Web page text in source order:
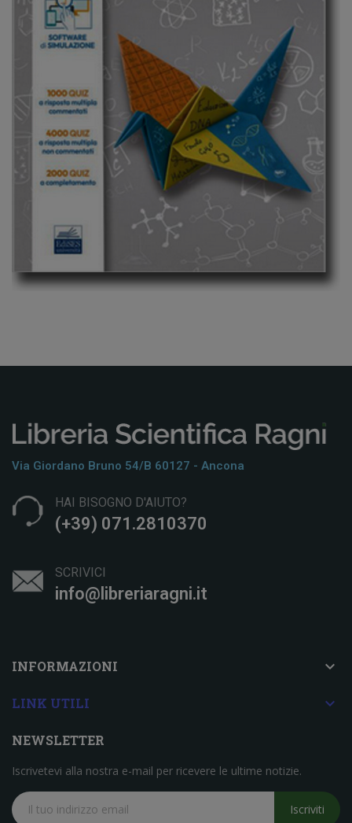
Via Giordano Bruno 54/b 60127 - Ancona
HAI BISOGNO D'AIUTO?
(+39) 071.2810370
SCRIVICI
info@libreriaragni.it
INFORMAZIONI 
LINK UTILI 
NEWSLETTER
Iscrivetevi alla nostra e-mail per ricevere le ultime notizie.
Iscriviti